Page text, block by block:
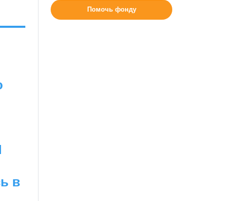
в
Помочь фонду